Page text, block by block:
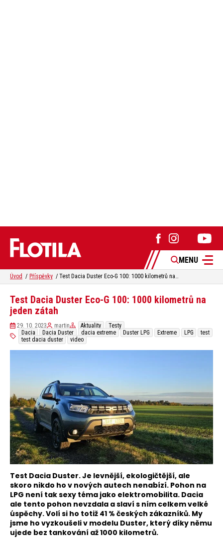
MENU
Úvod Příspěvky Test Dacia Duster Eco-G 100: 1000 kilometrů na jeden zátah
Test Dacia Duster Eco-G 100: 1000 kilometrů na
jeden zátah
29. 10. 2023 martin Aktuality
Testy
Dacia
Dacia Duster dacia extreme Duster LPG Extreme LPG
test
test dacia duster
video
Test Dacia Duster. Je levnější, ekologičtější, ale
skoro nikdo ho v nových autech nenabízí. Pohon na
LPG není tak sexy téma jako elektromobilita. Dacia
ale tento pohon nevzdala a slaví s ním celkem velké
úspěchy. Volí si ho totiž 41 % českých zákazníků. My
jsme ho vyzkoušeli v modelu Duster, který díky němu
ujede bez tankování až 1000 kilometrů.